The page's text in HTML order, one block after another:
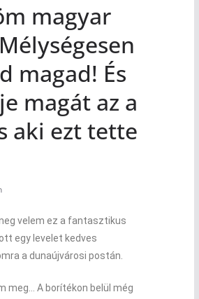
magyar
magad! És
magát az a
aki ezt tette
velem ez a fantasztikus
egy levelet kedves
a dunaújvárosi postán.
meg… A borítékon belül még